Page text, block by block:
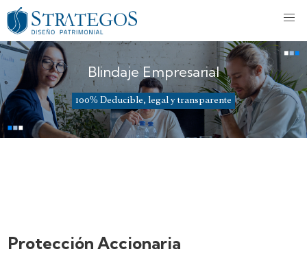
Blindaje Empresarial
100% Deducible, legal y transparente
Protección Accionaria